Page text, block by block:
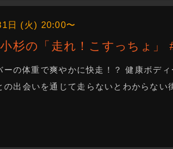
日 (火) 20:00〜
杉の「走れ！こすっちょ
の体重で爽やかに快走！？ 健康ボデ
の出会いを通じて走らないとわからな